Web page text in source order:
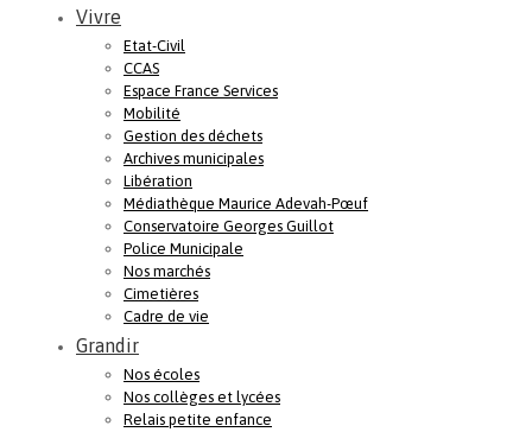
Vivre
Etat-Civil
CCAS
Espace France Services
Mobilité
Gestion des déchets
Archives municipales
Libération
Médiathèque Maurice Adevah-Pœuf
Conservatoire Georges Guillot
Police Municipale
Nos marchés
Cimetières
Cadre de vie
Grandir
Nos écoles
Nos collèges et lycées
Relais petite enfance